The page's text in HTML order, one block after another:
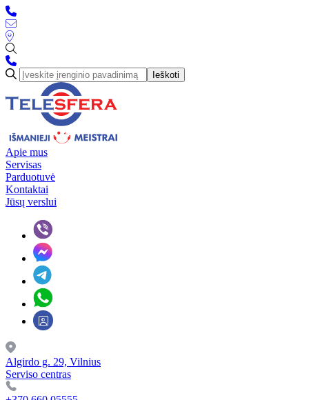
Ieškoti
Apie mus
Servisas
Parduotuvė
Kontaktai
Jūsų verslui
Algirdo g. 29, Vilnius
Serviso centras